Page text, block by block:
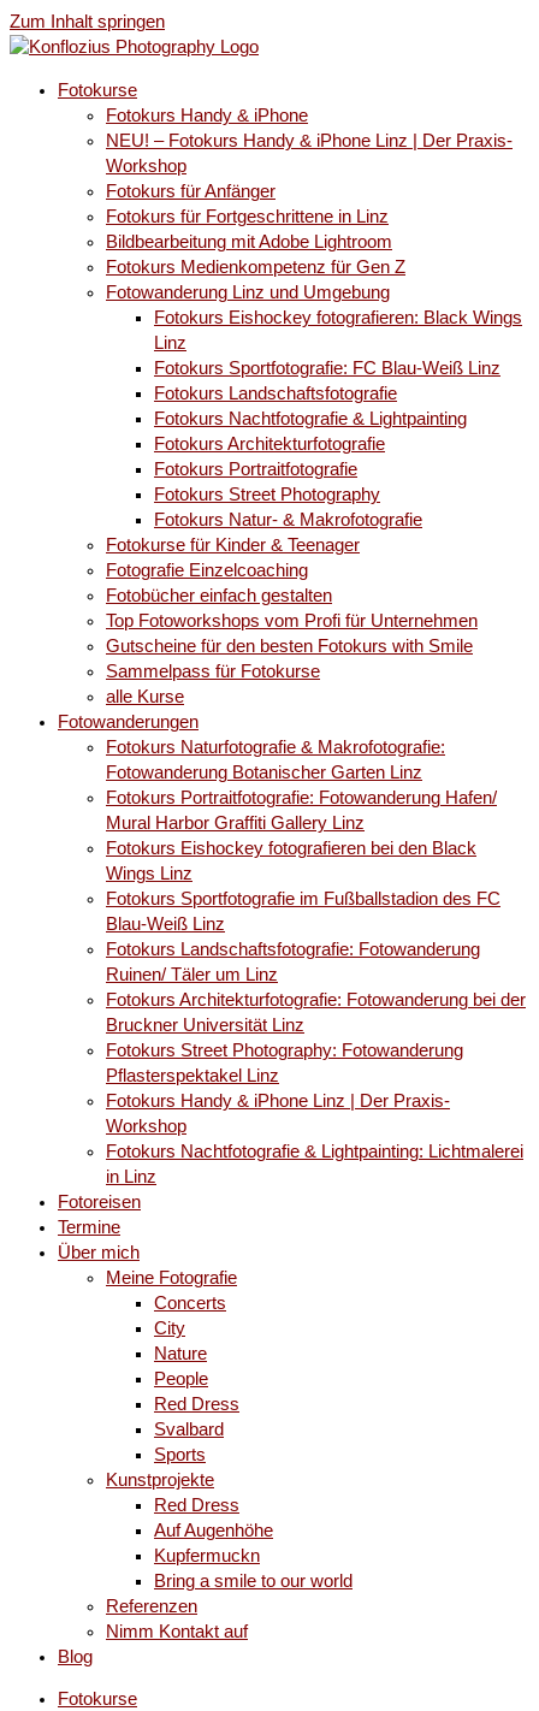
Zum Inhalt springen
Fotokurse
Fotokurs Handy & iPhone
NEU! – Fotokurs Handy & iPhone Linz | Der Praxis-
Workshop
Fotokurs für Anfänger
Fotokurs für Fortgeschrittene in Linz
Bildbearbeitung mit Adobe Lightroom
Fotokurs Medienkompetenz für Gen Z
Fotowanderung Linz und Umgebung
Fotokurs Eishockey fotografieren: Black Wings
Linz
Fotokurs Sportfotografie: FC Blau-Weiß Linz
Fotokurs Landschaftsfotografie
Fotokurs Nachtfotografie & Lightpainting
Fotokurs Architekturfotografie
Fotokurs Portraitfotografie
Fotokurs Street Photography
Fotokurs Natur- & Makrofotografie
Fotokurse für Kinder & Teenager
Fotografie Einzelcoaching
Fotobücher einfach gestalten
Top Fotoworkshops vom Profi für Unternehmen
Gutscheine für den besten Fotokurs with Smile
Sammelpass für Fotokurse
alle Kurse
Fotowanderungen
Fotokurs Naturfotografie & Makrofotografie:
Fotowanderung Botanischer Garten Linz
Fotokurs Portraitfotografie: Fotowanderung Hafen/
Mural Harbor Graffiti Gallery Linz
Fotokurs Eishockey fotografieren bei den Black
Wings Linz
Fotokurs Sportfotografie im Fußballstadion des FC
Blau-Weiß Linz
Fotokurs Landschaftsfotografie: Fotowanderung
Ruinen/ Täler um Linz
Fotokurs Architekturfotografie: Fotowanderung bei der
Bruckner Universität Linz
Fotokurs Street Photography: Fotowanderung
Pflasterspektakel Linz
Fotokurs Handy & iPhone Linz | Der Praxis-
Workshop
Fotokurs Nachtfotografie & Lightpainting: Lichtmalerei
in Linz
Fotoreisen
Termine
Über mich
Meine Fotografie
Concerts
City
Nature
People
Red Dress
Svalbard
Sports
Kunstprojekte
Red Dress
Auf Augenhöhe
Kupfermuckn
Bring a smile to our world
Referenzen
Nimm Kontakt auf
Blog
Fotokurse